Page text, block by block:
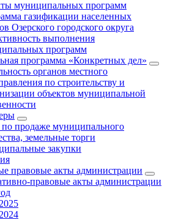
муниципальных программ
газификации населенных
Озерского городского округа
выполнения
программ
программа «Конкретных дел»
органов местного
по строительству и
объектов муниципальной
по продаже муниципального
земельные торги
закупки
правовые акты администрации
правовые акты администрации